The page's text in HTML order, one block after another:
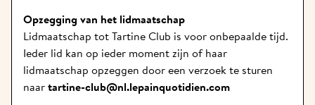
Opzegging van het lidmaatschap
Lidmaatschap tot Tartine Club is voor onbepaalde tijd.
Ieder lid kan op ieder moment zijn of haar
lidmaatschap opzeggen door een verzoek te sturen
naar tartine-club@nl.lepainquotidien.com